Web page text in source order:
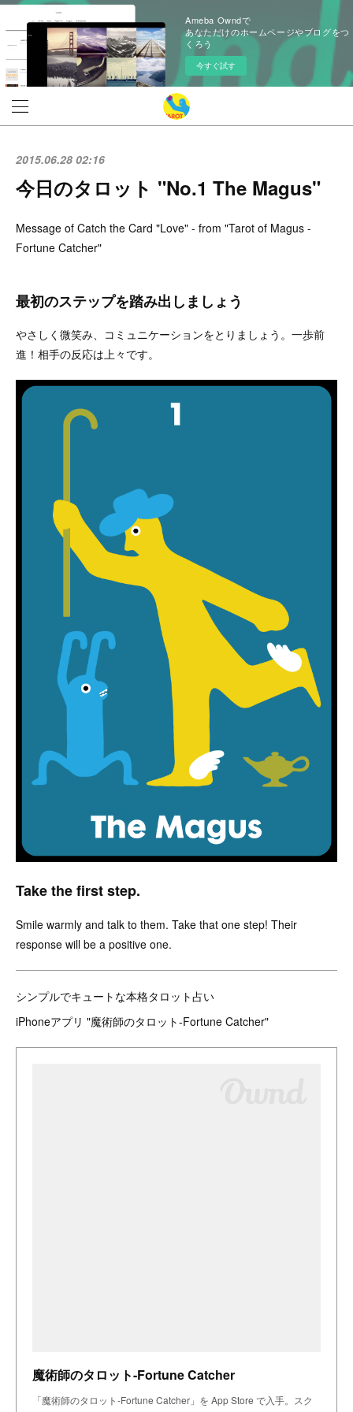
Ameba Owndで
あなただけのホームページやブログをつ
くろう
今すぐ試す
2015.06.28 02:16
今日のタロット "No.1 The Magus"
Message of Catch the Card "Love" - from "Tarot of Magus -
Fortune Catcher"
最初のステップを踏み出しましょう
やさしく微笑み、コミュニケーションをとりましょう。一歩前
進！相手の反応は上々です。
Take the first step.
Smile warmly and talk to them. Take that one step! Their
response will be a positive one.
シンプルでキュートな本格タロット占い
iPhoneアプリ "魔術師のタロット-Fortune Catcher"
魔術師のタロット-Fortune Catcher
「魔術師のタロット-Fortune Catcher」を App Store で入手。スク